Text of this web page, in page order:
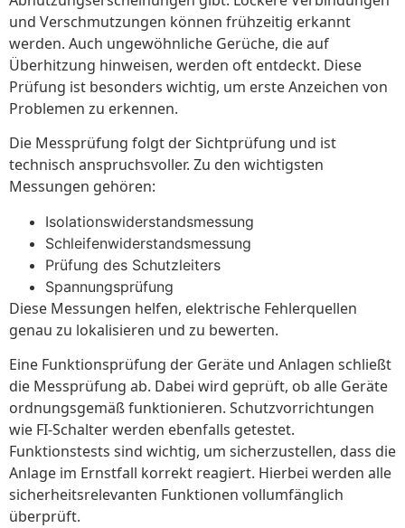
und Verschmutzungen können frühzeitig erkannt
werden. Auch ungewöhnliche Gerüche, die auf
Überhitzung hinweisen, werden oft entdeckt. Diese
Prüfung ist besonders wichtig, um erste Anzeichen von
Problemen zu erkennen.
Die Messprüfung folgt der Sichtprüfung und ist
technisch anspruchsvoller. Zu den wichtigsten
Messungen gehören:
Isolationswiderstandsmessung
Schleifenwiderstandsmessung
Prüfung des Schutzleiters
Spannungsprüfung
Diese Messungen helfen, elektrische Fehlerquellen
genau zu lokalisieren und zu bewerten.
Eine Funktionsprüfung der Geräte und Anlagen schließt
die Messprüfung ab. Dabei wird geprüft, ob alle Geräte
ordnungsgemäß funktionieren. Schutzvorrichtungen
wie FI-Schalter werden ebenfalls getestet.
Funktionstests sind wichtig, um sicherzustellen, dass die
Anlage im Ernstfall korrekt reagiert. Hierbei werden alle
sicherheitsrelevanten Funktionen vollumfänglich
überprüft.